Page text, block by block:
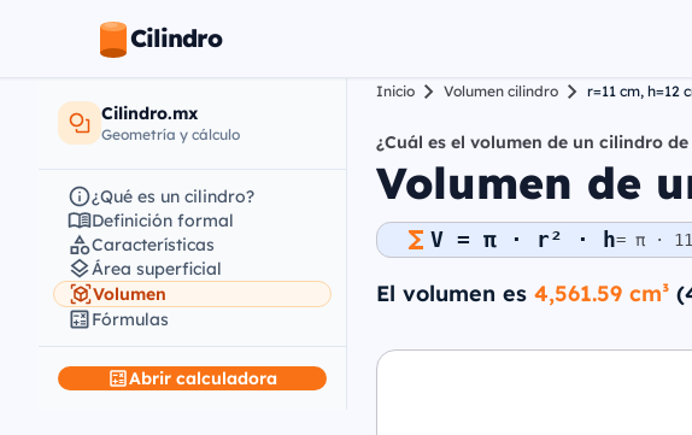
Cilindro
Cilindro.mx
Geometría y cálculo
¿Qué es un cilindro?
Definición formal
Características
Área superficial
Volumen
Fórmulas
Abrir calculadora
Inicio Volumen cilindro r=11 cm, h=12
¿Cuál es el volumen de un cilindro
Volumen de
V = π · r² · h= π ·
El volumen es 4,561.59 cm³